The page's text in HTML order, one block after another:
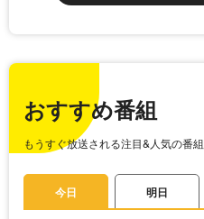
おすすめ番組
もうすぐ放送される注目&人気の番組
今日 明日